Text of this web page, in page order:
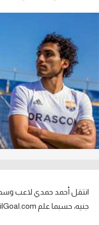
مسابقة التوقعات
فيديوهات
عدسات
آراء حرة
ركن الألعاب
بطولات
أمريكا 2026
الدوري الإنجليزي الممتاز
الدوري الإسباني
جنيه، حسبما علم FilGoal.com.